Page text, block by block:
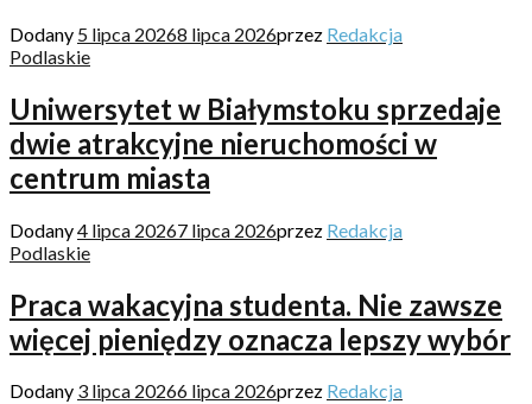
Dodany 5 lipca 20268 lipca 2026przez Redakcja
Podlaskie
Uniwersytet w Białymstoku sprzedaje
dwie atrakcyjne nieruchomości w
centrum miasta
Dodany4 lipca 20267 lipca 2026przez Redakcja
Podlaskie
Praca wakacyjna studenta. Nie zawsze
więcej pieniędzy oznacza lepszy wybór
Dodany 3 lipca 20266 lipca 2026przez Redakcja